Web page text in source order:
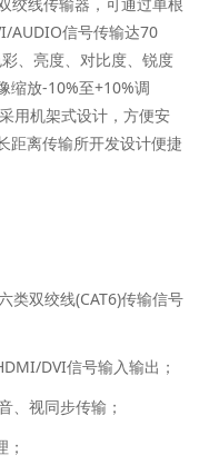
AUDIO信号传输达70
、亮度、对比度、锐度
缩放-10%至+10%调
用机架式设计，方便安
距离传输所开发设计便捷
类双绞线(CAT6)传输信号
DVI信号输入输出；
、视同步传输；